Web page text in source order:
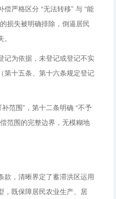
严格区分 “无法转移” 与 “能
损失被明确排除，倒逼居民
记为依据，未登记或登记不实
第十五条、第十六条规定登记
范围”，第十二条明确 “不予
范围的完整边界，无模糊地
款，清晰界定了蓄滞洪区运用
，既保障居民农业生产、居